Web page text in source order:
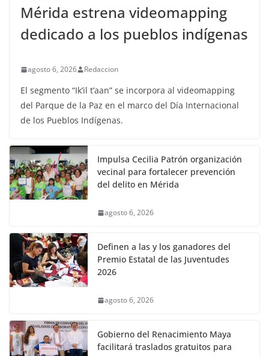
Mérida estrena videomapping
dedicado a los pueblos indígenas
agosto 6, 2026 Redaccion
El segmento “Ik’il t’aan” se incorpora al videomapping
del Parque de la Paz en el marco del Día Internacional
de los Pueblos Indígenas.
Impulsa Cecilia Patrón organización
vecinal para fortalecer prevención
del delito en Mérida
agosto 6, 2026
Definen a las y los ganadores del
Premio Estatal de las Juventudes
2026
agosto 6, 2026
Gobierno del Renacimiento Maya
facilitará traslados gratuitos para